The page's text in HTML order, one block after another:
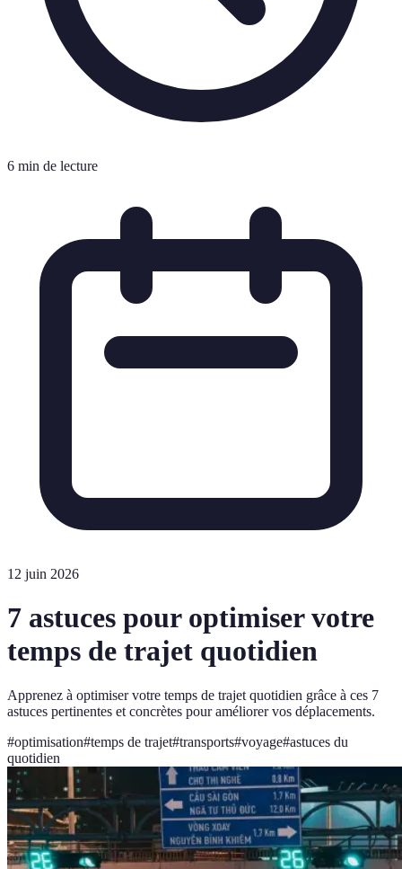
6 min de lecture
12 juin 2026
7 astuces pour optimiser votre
temps de trajet quotidien
Apprenez à optimiser votre temps de trajet quotidien grâce à ces 7
astuces pertinentes et concrètes pour améliorer vos déplacements.
#optimisation#temps de trajet#transports#voyage#astuces du
quotidien